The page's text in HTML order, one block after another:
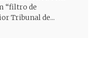
“filtro de
Tribunal de...